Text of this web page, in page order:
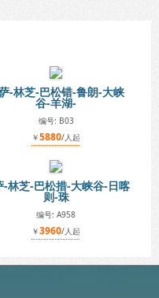
-林芝-巴松错-鲁朗-大峡
谷-羊湖-
编号: B03
￥5880/人起
-林芝-巴松措-大峡谷-日喀
则-珠
编号: A958
￥3960/人起